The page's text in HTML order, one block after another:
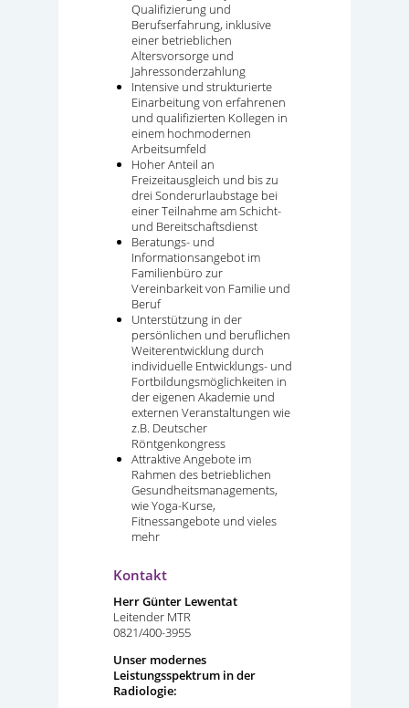
Qualifizierung und
Berufserfahrung, inklusive
einer betrieblichen
Altersvorsorge und
Jahressonderzahlung
Intensive und strukturierte
Einarbeitung von erfahrenen
und qualifizierten Kollegen in
einem hochmodernen
Arbeitsumfeld
Hoher Anteil an
Freizeitausgleich und bis zu
drei Sonderurlaubstage bei
einer Teilnahme am Schicht-
und Bereitschaftsdienst
Beratungs- und
Informationsangebot im
Familienbüro zur
Vereinbarkeit von Familie und
Beruf
Unterstützung in der
persönlichen und beruflichen
Weiterentwicklung durch
individuelle Entwicklungs- und
Fortbildungsmöglichkeiten in
der eigenen Akademie und
externen Veranstaltungen wie
z.B. Deutscher
Röntgenkongress
Attraktive Angebote im
Rahmen des betrieblichen
Gesundheitsmanagements,
wie Yoga-Kurse,
Fitnessangebote und vieles
mehr
Kontakt
Herr Günter Lewentat
Leitender MTR
0821/400-3955
Unser modernes
Leistungsspektrum in der
Radiologie: